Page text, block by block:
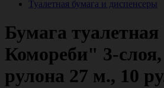
Туалетная бумага и диспенсеры
Бумага
Комореби" 3-
рулона 27 м., 10